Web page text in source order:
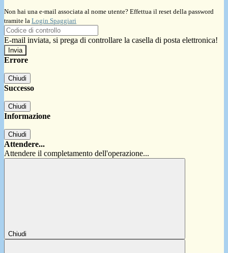
Non hai una e-mail associata al nome utente? Effettua il reset della password
tramite la Login Spaggiari
E-mail inviata, si prega di controllare la casella di posta elettronica!
Errore
Chiudi
Successo
Chiudi
Informazione
Chiudi
Attendere...
Attendere il completamento dell'operazione...
Chiudi